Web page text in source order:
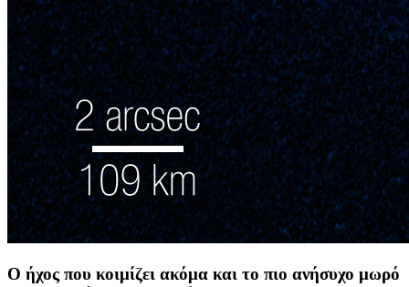
Ο ήχος που κοιμίζει ακόμα και το πιο ανήσυχο μωρό